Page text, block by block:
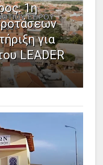
1η
για
LEADER